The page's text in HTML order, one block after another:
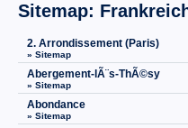
Sitemap:
2. Arrondissement (Paris)
» Sitemap
Abergement-lÃ¨s-ThÃ©sy
» Sitemap
Abondance
» Sitemap